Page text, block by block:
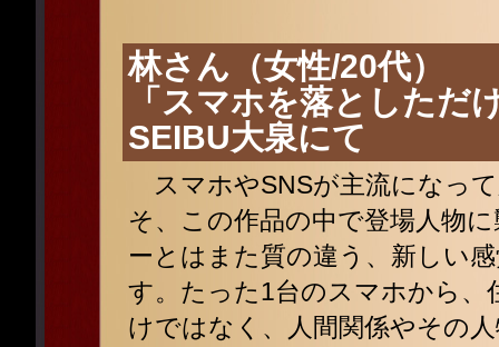
林さん（女性/20代）
「スマホを落としただ
SEIBU大泉にて
スマホやSNSが主流になっ
そ、この作品の中で登場人物
ーとはまた質の違う、新しい
す。たった1台のスマホから、
けではなく、人間関係やその